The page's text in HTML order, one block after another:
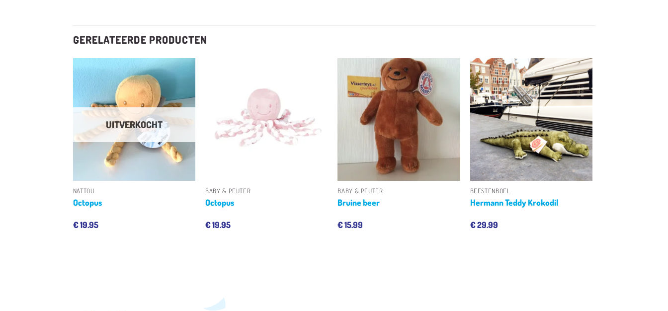
GERELATEERDE PRODUCTEN
Toevoegen
aan
verlanglijst
UITVERKOCHT
NATTOU
Octopus
€19.95
BABY & PEUTER
Octopus
€19.95
Toevoegen
verlanglijst
BABY & PEUTER
Bruine beer
€15.99
Toevoegen
aan
verlanglijst
+
BEESTENBOEL
Hermann Teddy Krokodil
€29.99